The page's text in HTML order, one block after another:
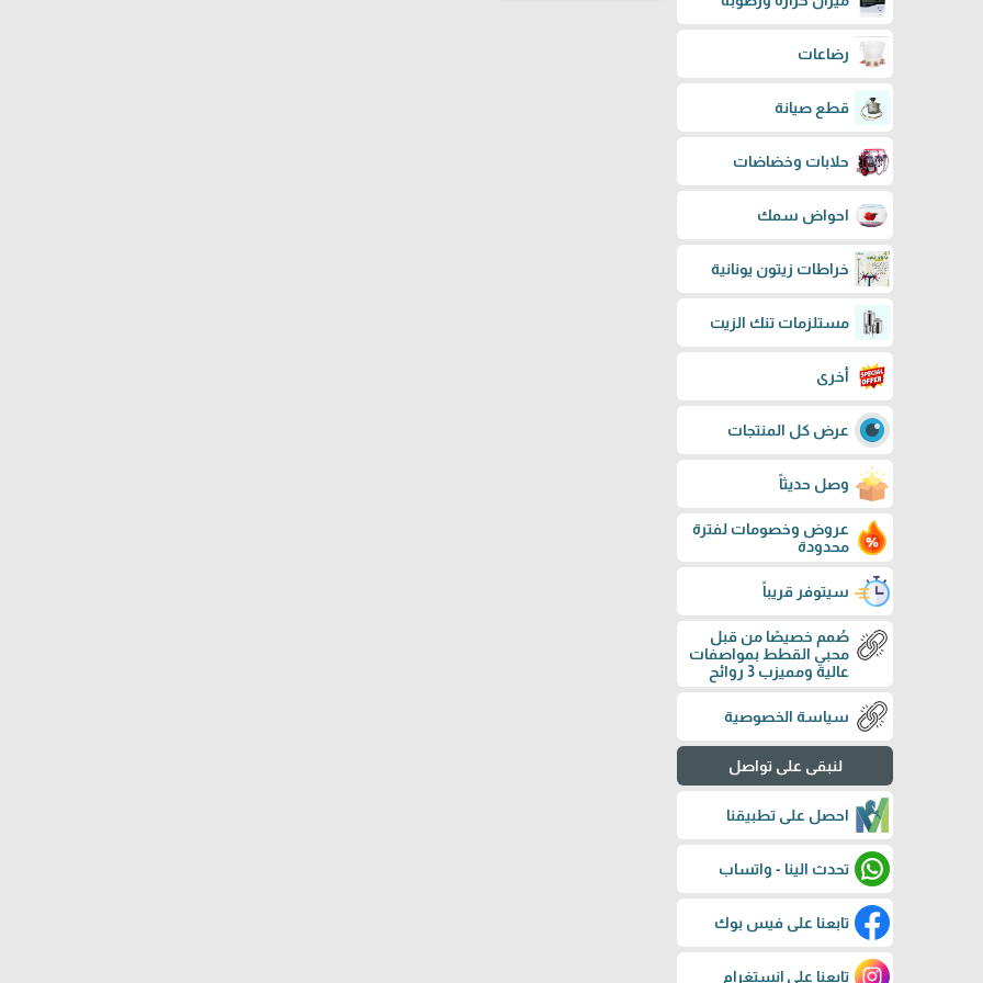
رضاعات
قطع صيانة
حلابات وخضاضات
احواض سمك
خراطات زيتون يونانية
مستلزمات تنك الزيت
أخرى
عرض كل المنتجات
وصل حديثاً
عروض وخصومات لفترة
محدودة
سيتوفر قريباً
صُمم خصيصًا من قبل
محبي القطط بمواصفات
عالية ومميزب 3 روائح
سياسة الخصوصية
لنبقى على تواصل
احصل على تطبيقنا
تحدث الينا - واتساب
تابعنا على فيس بوك
تابعنا على إنستغرام